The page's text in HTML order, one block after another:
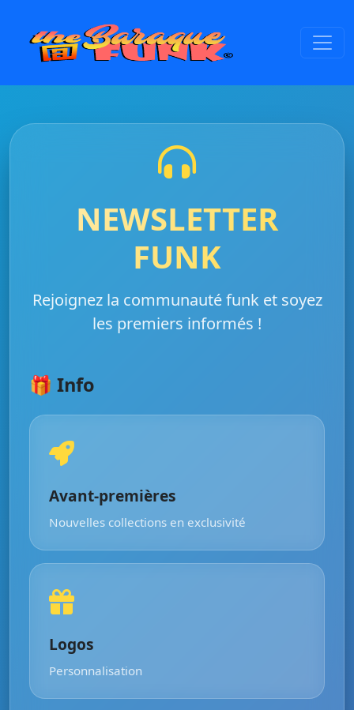
NEWSLETTER
FUNK
Rejoignez la communauté funk et soyez
les premiers informés !
🎁 Info
Avant-premières
Nouvelles collections en exclusivité
Logos
Personnalisation